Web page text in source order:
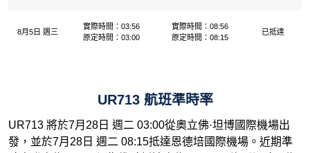
8月5日 週三
實際時間：03:56
原定時間：03:00
實際時間：08:56
原定時間：08:15
已抵達
UR713 航班準時率
UR713 將於7月28日 週二 03:00從奧立佛·坦博國際機場出
發，並於7月28日 週二 08:15抵達恩德培國際機場。近期準